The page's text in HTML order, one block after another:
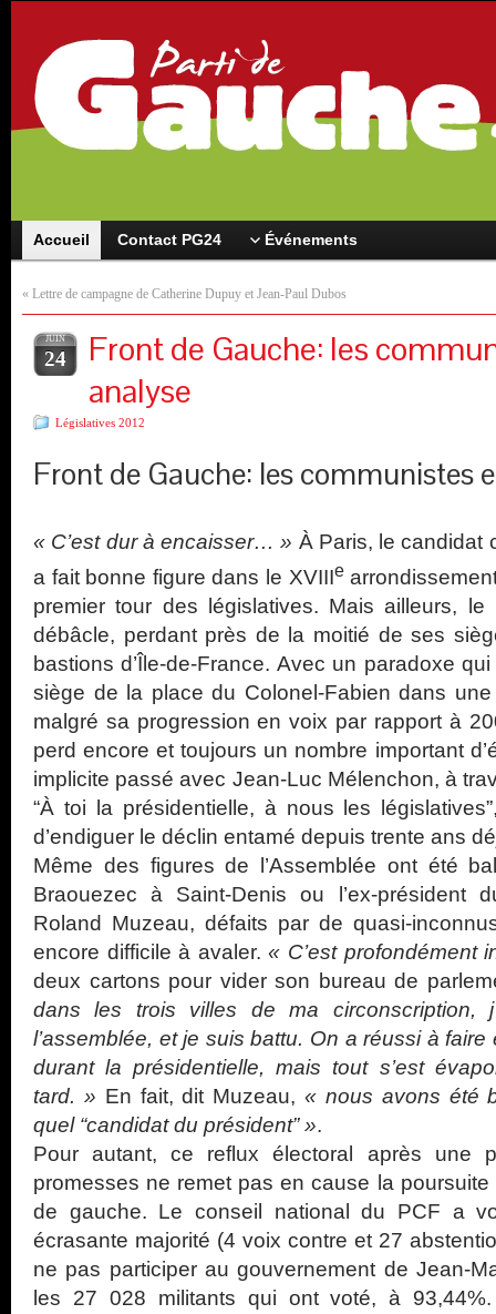
Accueil Contact PG24 Événements
« Lettre de campagne de Catherine Dupuy et Jean-Paul Dubos
JUIN
24
Front de Gauche: les
analyse
Législatives 2012
Front de Gauche: les communistes
« C’est dur à encaisser… » À Paris, le candidat
a fait bonne figure dans le XVIIIe
premier tour des législatives. Mais ailleurs,
débâcle, perdant près de la moitié de ses
bastions d’Île-de-France. Avec un paradoxe
siège de la place du Colonel-Fabien dans
malgré sa progression en voix par rapport à
perd encore et toujours un nombre important
implicite passé avec Jean-Luc Mélenchon, à
“À toi la présidentielle, à nous les
d’endiguer le déclin entamé depuis trente ans
Même des figures de l’Assemblée ont été
Braouezec à Saint-Denis ou l’ex-président
Roland Muzeau, défaits par de quasi-
encore difficile à avaler.« C’est profondément
deux cartons pour vider son bureau de
dans les trois villes de ma circonscription,
l’assemblée, et je suis battu. On a réussi à
durant la présidentielle, mais tout s’est
tard. » En fait, dit Muzeau,« nous avons été
quel “candidat du président” ».
Pour autant, ce reflux électoral après une
promesses ne remet pas en cause la
de gauche. Le conseil national du PCF a
écrasante majorité (4 voix contre et 27
ne pas participer au gouvernement de Jean-
les 27 028 militants qui ont voté, à